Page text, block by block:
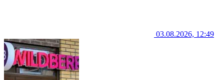
03.08.2026, 12:49